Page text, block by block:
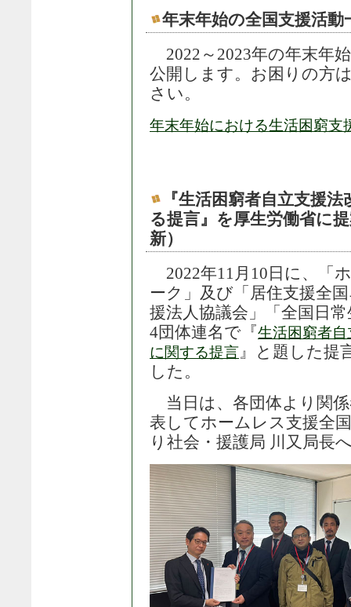
年末年始の全国支援活動
2022～2023年の年末年
公開します。お困りの方
さい。
年末年始における生活困窮支
『生活困窮者自立支援
る提言』を厚生労働省に
新）
2022年11月10日に、「
ーク」及び「居住支援全
援法人協議会」「全国日
4団体連名で『生活困窮者
に関する提言 』と題した提
した。
当日は、各団体より関
表してホームレス支援全
り社会・援護局 川又局長